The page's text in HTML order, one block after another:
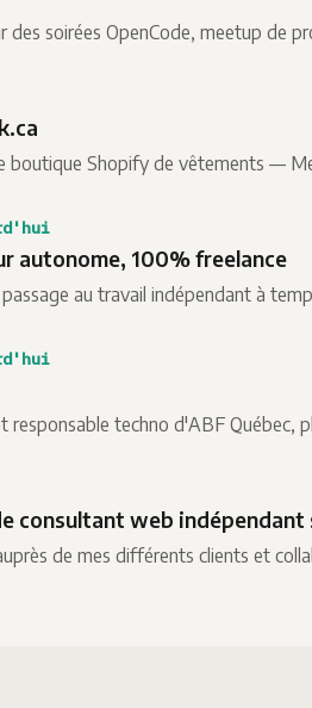
des soirées OpenCode, meetup de
boutique Shopify de vêtements —
autonome, 100% freelance
au travail indépendant à
responsable techno d'ABF Québec,
consultant web indépendant
de mes différents clients et